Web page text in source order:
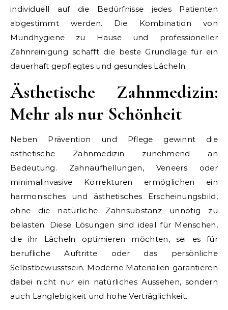
individuell auf die Bedürfnisse jedes Patienten
abgestimmt werden. Die Kombination von
Mundhygiene zu Hause und professioneller
Zahnreinigung schafft die beste Grundlage für ein
dauerhaft gepflegtes und gesundes Lächeln.
Ästhetische Zahnmedizin:
Mehr als nur Schönheit
Neben Prävention und Pflege gewinnt die
ästhetische Zahnmedizin zunehmend an
Bedeutung. Zahnaufhellungen, Veneers oder
minimalinvasive Korrekturen ermöglichen ein
harmonisches und ästhetisches Erscheinungsbild,
ohne die natürliche Zahnsubstanz unnötig zu
belasten. Diese Lösungen sind ideal für Menschen,
die ihr Lächeln optimieren möchten, sei es für
berufliche Auftritte oder das persönliche
Selbstbewusstsein. Moderne Materialien garantieren
dabei nicht nur ein natürliches Aussehen, sondern
auch Langlebigkeit und hohe Verträglichkeit.